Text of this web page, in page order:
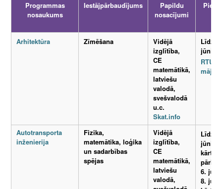
Programmas
nosaukums
Iestājpārbaudījums
Papildu
nosacījumi
Arhitektūra Zīmēšana
Vidējā
izglītība,
CE
matemātikā,
latviešu
valodā,
svešvalodā
u.c.
Skat.info
Līdz 1.
RTU
Autotransporta
inženierija
Fizika,
matemātika, loģika
un sadarbības
spējas
Vidējā
izglītība,
CE
matemātikā,
latviešu
valodā,
Līdz 1.
kārtos
6.
8.